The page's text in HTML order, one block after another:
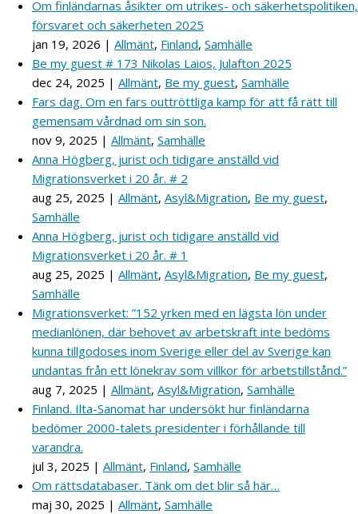
Om finländarnas åsikter om utrikes- och säkerhetspolitiken,
försvaret och säkerheten 2025
jan 19, 2026 | Allmänt, Finland, Samhälle
Be my guest # 173 Nikolas Laios, Julafton 2025
dec 24, 2025 | Allmänt, Be my guest, Samhälle
Fars dag. Om en fars outtröttliga kamp för att få rätt till
gemensam vårdnad om sin son.
nov 9, 2025 | Allmänt, Samhälle
Anna Högberg, jurist och tidigare anställd vid
Migrationsverket i 20 år. # 2
aug 25, 2025 | Allmänt, Asyl&Migration, Be my guest,
Samhälle
Anna Högberg, jurist och tidigare anställd vid
Migrationsverket i 20 år. # 1
aug 25, 2025 | Allmänt, Asyl&Migration, Be my guest,
Samhälle
Migrationsverket: ”152 yrken med en lägsta lön under
medianlönen, där behovet av arbetskraft inte bedöms
kunna tillgodoses inom Sverige eller del av Sverige kan
undantas från ett lönekrav som villkor för arbetstillstånd.”
aug 7, 2025 | Allmänt, Asyl&Migration, Samhälle
Finland. Ilta-Sanomat har undersökt hur finländarna
bedömer 2000-talets presidenter i förhållande till
varandra.
jul 3, 2025 | Allmänt, Finland, Samhälle
Om rättsdatabaser. Tänk om det blir så här…
maj 30, 2025 | Allmänt, Samhälle